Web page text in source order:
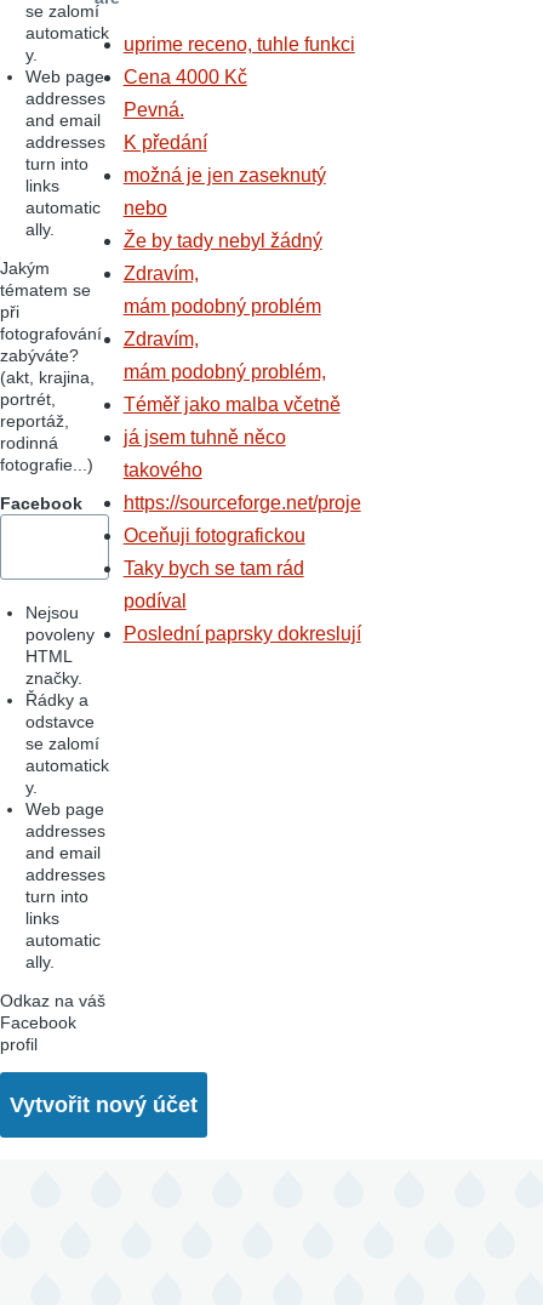
se zalomí
automatick
y.
Web page
addresses
and email
addresses
turn into
links
automatic
ally.
Jakým
tématem se
při
fotografování
zabýváte?
(akt, krajina,
portrét,
reportáž,
rodinná
fotografie...)
Facebook
Nejsou
povoleny
HTML
značky.
Řádky a
odstavce
se zalomí
automatick
y.
Web page
addresses
and email
addresses
turn into
links
automatic
ally.
Odkaz na váš
Facebook
profil
uprime receno, tuhle funkci
Cena 4000 Kč
Pevná.
K předání
možná je jen zaseknutý
nebo
Že by tady nebyl žádný
Zdravím,
mám podobný problém
Zdravím,
mám podobný problém,
Téměř jako malba včetně
já jsem tuhně něco
takového
https://sourceforge.net/proje
Oceňuji fotografickou
Taky bych se tam rád
podíval
Poslední paprsky dokreslují